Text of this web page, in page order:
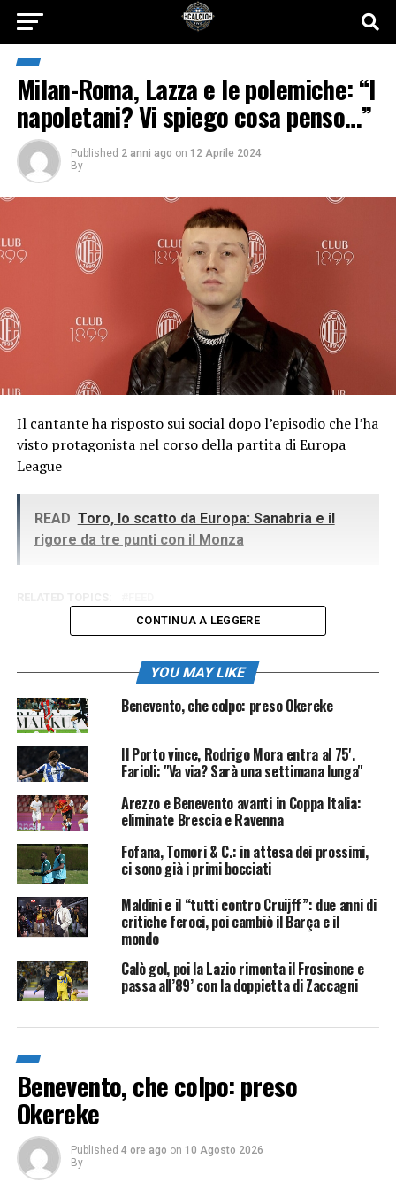
Milan-Roma, Lazza e le polemiche: “I
napoletani? Vi spiego cosa penso…”
Published 2 anni ago on 12 Aprile 2024
By
Il cantante ha risposto sui social dopo l’episodio che l’ha
visto protagonista nel corso della partita di Europa
League
READ Toro, lo scatto da Europa: Sanabria e il
rigore da tre punti con il Monza
CONTINUA A LEGGERE
YOU MAY LIKE
Benevento, che colpo: preso Okereke
Il Porto vince, Rodrigo Mora entra al 75'.
Farioli: "Va via? Sarà una settimana lunga"
Arezzo e Benevento avanti in Coppa Italia:
eliminate Brescia e Ravenna
Fofana, Tomori & C.: in attesa dei prossimi,
ci sono già i primi bocciati
Maldini e il “tutti contro Cruijff”: due anni di
critiche feroci, poi cambiò il Barça e il
mondo
Calò gol, poi la Lazio rimonta il Frosinone e
passa all’89’ con la doppietta di Zaccagni
Benevento, che colpo: preso
Okereke
Published 4 ore ago on 10 Agosto 2026
By